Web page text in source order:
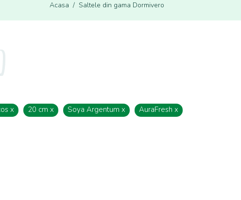
Acasa / Saltele din gama Dormivero
x 20 cm x Soya Argentum x AuraFresh x